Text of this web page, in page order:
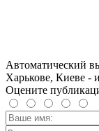
Автоматический
Харькове, Киеве -
Оцените